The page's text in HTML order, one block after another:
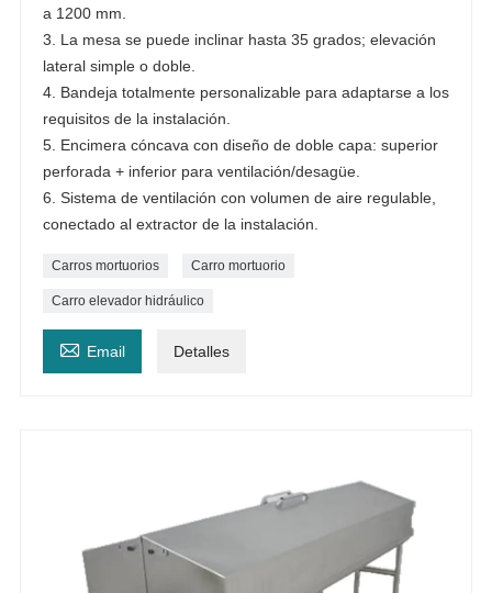
a 1200 mm.
3. La mesa se puede inclinar hasta 35 grados; elevación
lateral simple o doble.
4. Bandeja totalmente personalizable para adaptarse a los
requisitos de la instalación.
5. Encimera cóncava con diseño de doble capa: superior
perforada + inferior para ventilación/desagüe.
6. Sistema de ventilación con volumen de aire regulable,
conectado al extractor de la instalación.
Carros mortuorios Carro mortuorio
Carro elevador hidráulico
 Email Detalles